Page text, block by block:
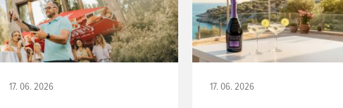
17. 06. 2026 17. 06. 2026